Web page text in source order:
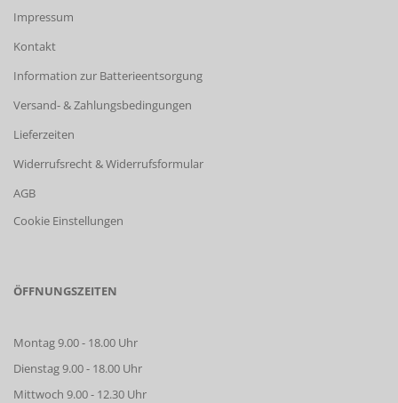
Impressum
Kontakt
Information zur Batterieentsorgung
Versand- & Zahlungsbedingungen
Lieferzeiten
Widerrufsrecht & Widerrufsformular
AGB
Cookie Einstellungen
ÖFFNUNGSZEITEN
Montag 9.00 - 18.00 Uhr
Dienstag 9.00 - 18.00 Uhr
Mittwoch 9.00 - 12.30 Uhr